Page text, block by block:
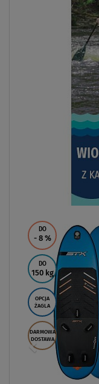
DO
- 8 %
DO
150 kg
OPCJA
ŻAGLA
DARMOWA
DOSTAWA